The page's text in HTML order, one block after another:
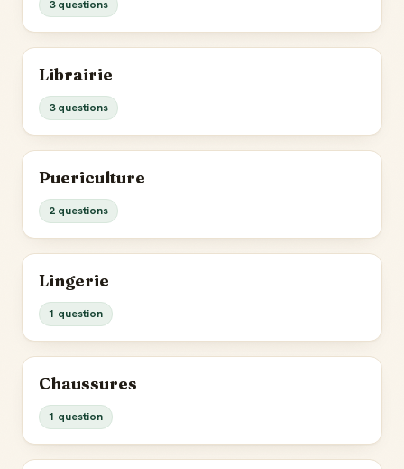
3 questions
Librairie
3 questions
Puericulture
2 questions
Lingerie
1 question
Chaussures
1 question